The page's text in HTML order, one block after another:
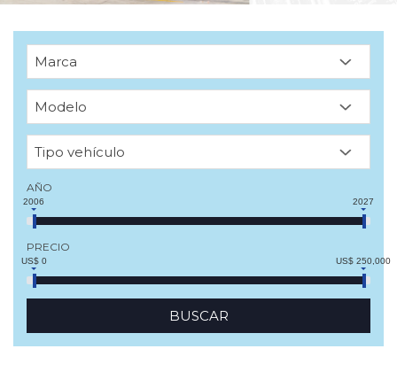
AÑO
2006 2027
PRECIO
US$ 0 US$ 250,000
BUSCAR